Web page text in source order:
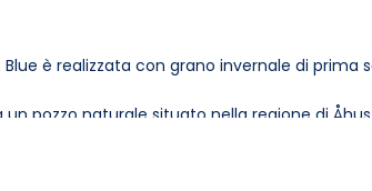
Blue è realizzata con grano invernale di prima
pozzo naturale situato nella regione di Åhus,
distintivo.